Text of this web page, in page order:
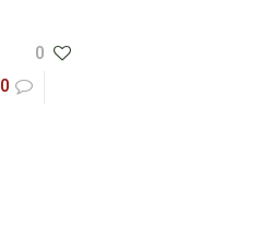
0
0